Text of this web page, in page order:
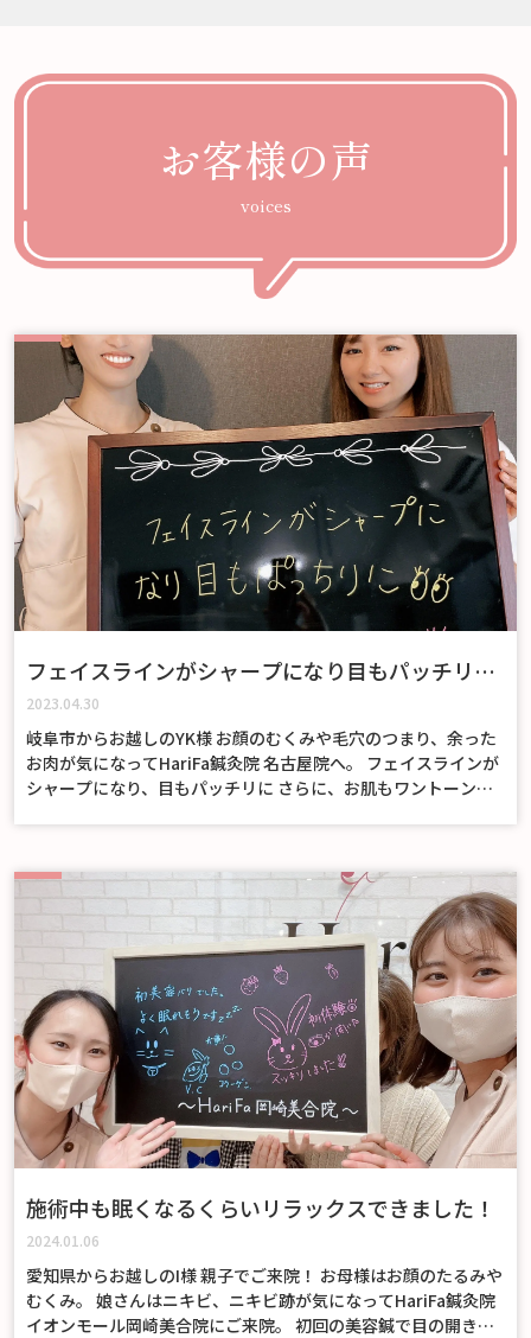
お客様の声
voices
フェイスラインがシャープになり目もパッチリに
♪
2023.04.30
岐阜市からお越しのYK様 お顔のむくみや毛穴のつまり、余った
お肉が気になってHariFa鍼灸院 名古屋院へ。 フェイスラインが
シャープになり、目もパッチリに さらに、お肌もワントーン
施術中も眠くなるくらいリラックスできました！
2024.01.06
愛知県からお越しのI様 親子でご来院！ お母様はお顔のたるみや
むくみ。 娘さんはニキビ、ニキビ跡が気になってHariFa鍼灸院
イオンモール岡崎美合院にご来院。 初回の美容鍼で目の開きや